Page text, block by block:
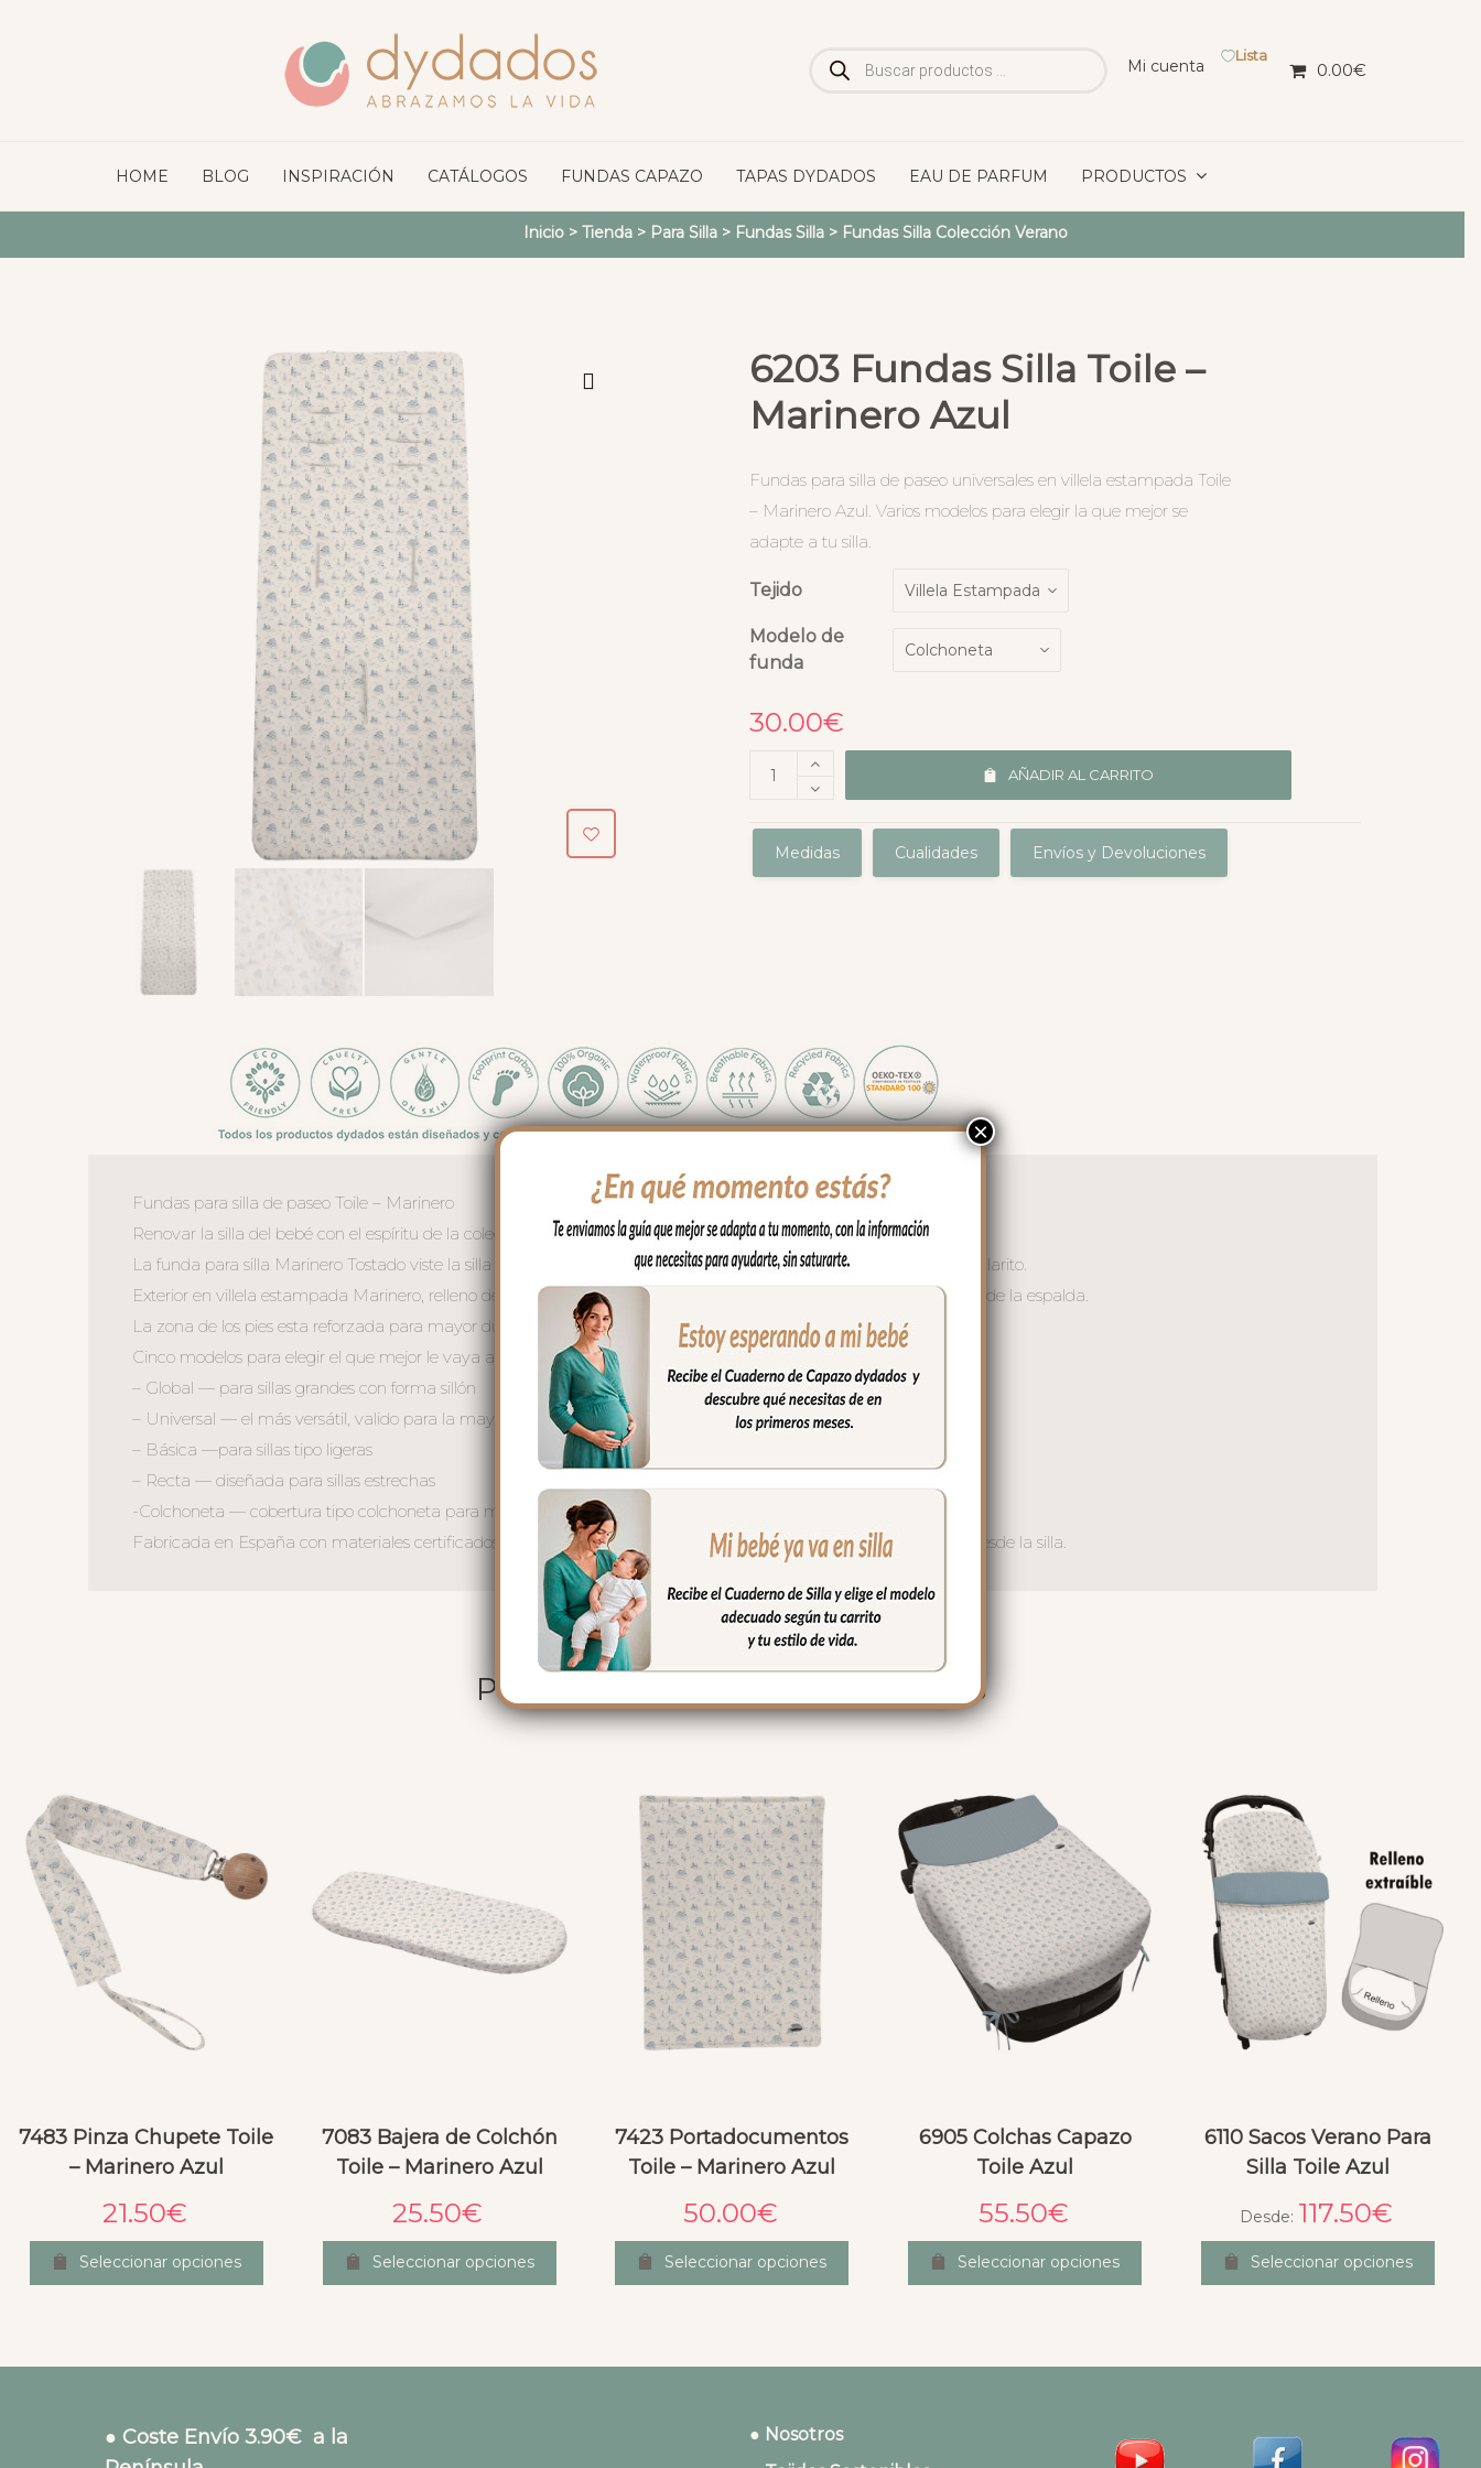
de
productos
Mi cuenta
Lista
0.00€
HOME BLOG INSPIRACIÓN CATÁLOGOS FUNDAS CAPAZO TAPAS DYDADOS EAU DE PARFUM PRODUCTOS
Inicio> Tienda> Para Silla> Fundas Silla> Fundas Silla Colección Verano
6203 Fundas Silla Toile –
Marinero Azul
Fundas para silla de paseo universales en villela estampada Toile
– Marinero Azul. Varios modelos para elegir la que mejor se
adapte a tu silla.
Tejido
Modelo de
funda
30.00€
AÑADIR AL CARRITO
Medidas Cualidades Envíos y Devoluciones
Fundas para silla de paseo Toile – Marinero
Renovar la silla del bebé con el espíritu de la colección Toile – Marinero es sencillo y hermoso.
La funda para silla Marinero Tostado viste la silla con veleros, faros y escenas costeras en tono tostado sobre crudo clarito.
Exterior en villela estampada Marinero, relleno de fibra hueca termorreguladora y rejilla 3D transpirable en la zona de la espalda.
La zona de los pies esta reforzada para mayor durabilidad en cada aventura.
Cinco modelos para elegir el que mejor le vaya a tu silla:
– Global — para sillas grandes con forma sillón
– Universal — el más versátil, valido para la mayoría de sillas del mercado
– Básica —para sillas tipo ligeras
– Recta — diseñada para sillas estrechas
-Colchoneta — cobertura tipo colchoneta para mayor suavidad y acolchado
Fabricada en España con materiales certificados libres de sustancias nocivas. La brisa del mar para cada paseo desde la silla.
PRODUCTOS RELACIONADOS
7483 Pinza Chupete Toile
– Marinero Azul
21.50€
Seleccionar opciones
7083 Bajera de Colchón
Toile – Marinero Azul
25.50€
Seleccionar opciones
7423 Portadocumentos
Toile – Marinero Azul
50.00€
Seleccionar opciones
6905 Colchas Capazo
Toile Azul
55.50€
Seleccionar opciones
6110 Sacos Verano Para
Silla Toile Azul
Desde: 117.50€
Seleccionar opciones
● Coste Envío 3.90€ a la
● Nosotros
×